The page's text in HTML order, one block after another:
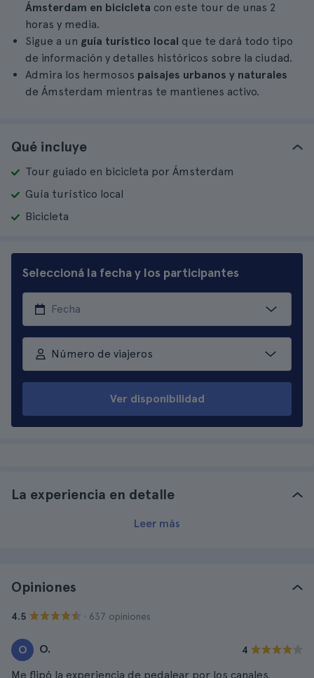
Ámsterdam en bicicleta con este tour de unas 2
horas y media.
Sigue a un guía turístico local que te dará todo tipo
de información y detalles históricos sobre la ciudad.
Admira los hermosos paisajes urbanos y naturales
de Ámsterdam mientras te mantienes activo.
Qué incluye
Tour guiado en bicicleta por Ámsterdam
Guía turístico local
Bicicleta
Seleccioná la fecha y los participantes
Número de viajeros
Ver disponibilidad
La experiencia en detalle
Leer más
Opiniones
4.5 · 637 opiniones
O O. 4
Me flipó la experiencia de pedalear por los canales,